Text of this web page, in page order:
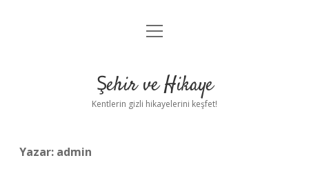
Anasayfa
Yasal Uyarı
menüyü
Şehir ve Hikaye
Kentlerin gizli hikayelerini keşfet!
Yazar: admin